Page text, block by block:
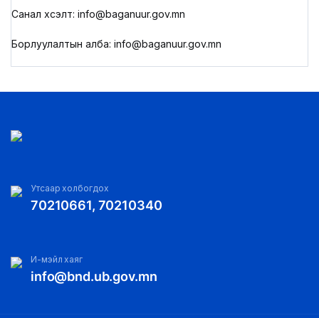
Санал хүсэлт: info@baganuur.gov.mn
Борлуулалтын алба: info@baganuur.gov.mn
Утсаар холбогдох
70210661, 70210340
И-мэйл хаяг
info@bnd.ub.gov.mn